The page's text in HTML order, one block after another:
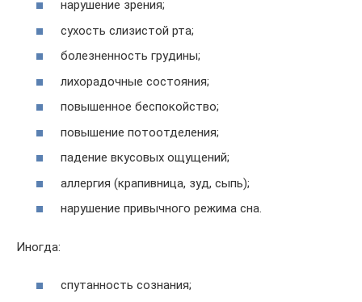
нарушение зрения;
сухость слизистой рта;
болезненность грудины;
лихорадочные состояния;
повышенное беспокойство;
повышение потоотделения;
падение вкусовых ощущений;
аллергия (крапивница, зуд, сыпь);
нарушение привычного режима сна.
Иногда:
спутанность сознания;